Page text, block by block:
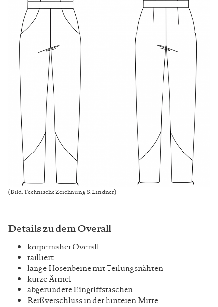
(Bild: Technische Zeichnung S. Lindner)
Details zu dem Overall
körpernaher Overall
tailliert
lange Hosenbeine mit Teilungsnähten
kurze Ärmel
abgerundete Eingriffstaschen
Reißverschluss in der hinteren Mitte